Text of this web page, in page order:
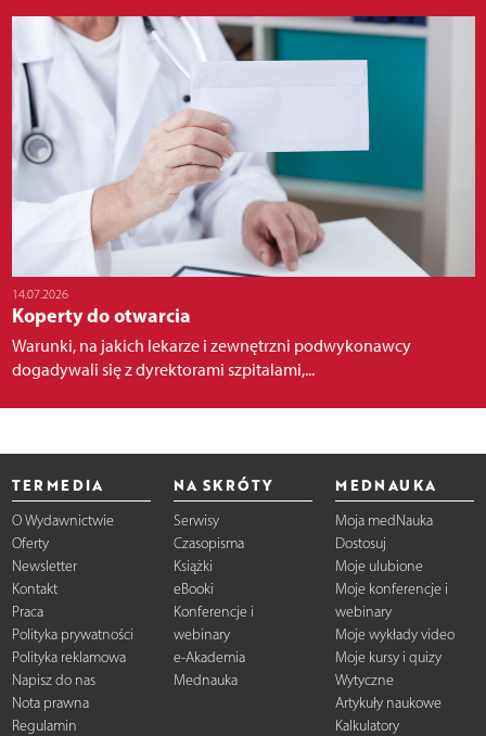
14.07.2026
Koperty do otwarcia
Warunki, na jakich lekarze i zewnętrzni podwykonawcy
dogadywali się z dyrektorami szpitalami,...
TERMEDIA
O Wydawnictwie
Oferty
Newsletter
Kontakt
Praca
Polityka prywatności
Polityka reklamowa
Napisz do nas
Nota prawna
Regulamin
NA SKRÓTY
Serwisy
Czasopisma
Książki
eBooki
Konferencje i
webinary
e-Akademia
Mednauka
MEDNAUKA
Moja medNauka
Dostosuj
Moje ulubione
Moje konferencje i
webinary
Moje wykłady video
Moje kursy i quizy
Wytyczne
Artykuły naukowe
Kalkulatory